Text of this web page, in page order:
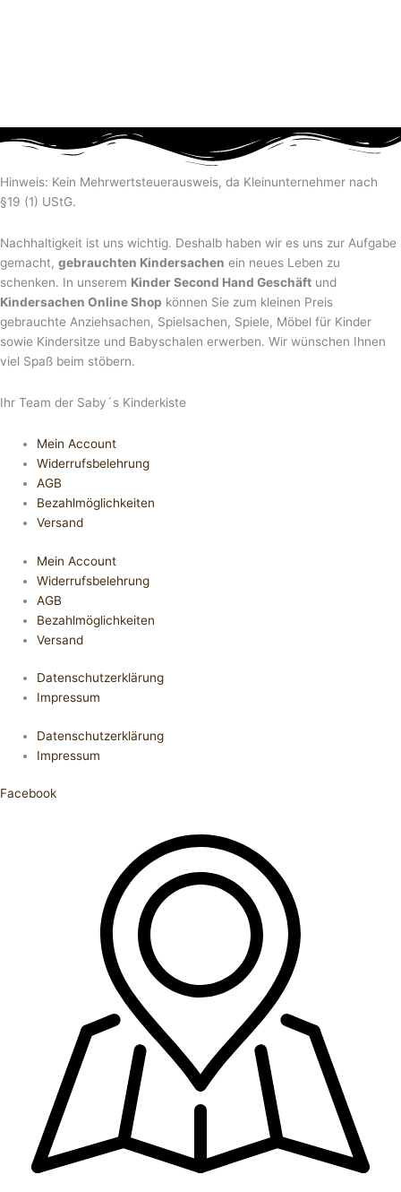
Hinweis: Kein Mehrwertsteuerausweis, da Kleinunternehmer nach
§19 (1) UStG.
Nachhaltigkeit ist uns wichtig. Deshalb haben wir es uns zur Aufgabe
gemacht, gebrauchten Kindersachen ein neues Leben zu
schenken. In unserem Kinder Second Hand Geschäft und
Kindersachen Online Shop können Sie zum kleinen Preis
gebrauchte Anziehsachen, Spiel­sachen, Spiele, Möbel für Kinder
sowie Kindersitze und Babyschalen erwerben. Wir wünschen Ihnen
viel Spaß beim stöbern.
Ihr Team der Saby´s Kinderkiste
Mein Account
Widerrufsbelehrung
AGB
Bezahlmöglichkeiten
Versand
Mein Account
Widerrufsbelehrung
AGB
Bezahlmöglichkeiten
Versand
Datenschutzerklärung
Impressum
Datenschutzerklärung
Impressum
Facebook